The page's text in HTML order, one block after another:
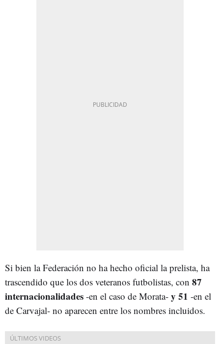
Si bien la Federación no ha hecho oficial la prelista, ha
trascendido que los dos veteranos futbolistas, con 87
internacionalidades -en el caso de Morata- y 51 -en el
de Carvajal- no aparecen entre los nombres incluidos.